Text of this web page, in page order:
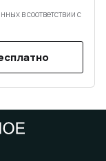
в соответствии с